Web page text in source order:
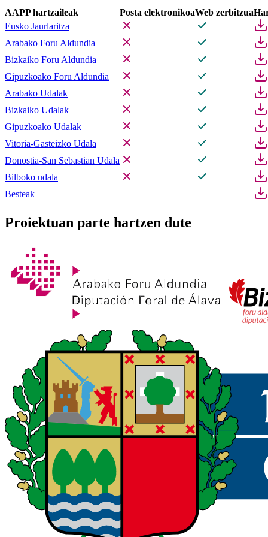
AAPP hartzaileak
Posta elektronikoaWeb zerbitzua
Eusko Jaurlaritza
Arabako Foru Aldundia
Bizkaiko Foru Aldundia
Gipuzkoako Foru Aldundia
Arabako Udalak
Bizkaiko Udalak
Gipuzkoako Udalak
Vitoria-Gasteizko Udala
Donostia-San Sebastian Udala
Bilboko udala
Besteak
Proiektuan parte hartzen dute